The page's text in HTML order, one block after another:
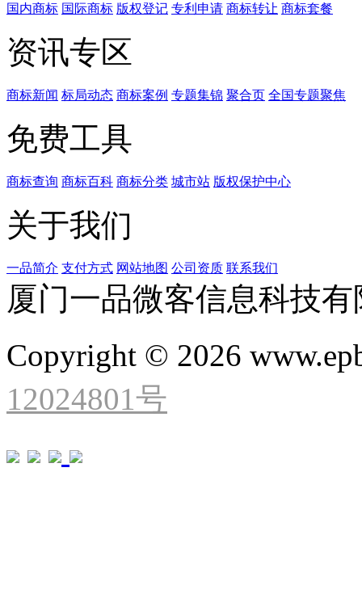
国内商标 国际商标 版权登记 专利申请 商标转让 商标套餐
资讯专区
商标新闻 标局动态 商标案例 专题集锦 聚合页 全国专题聚焦
免费工具
商标查询 商标百科 商标分类 城市站 版权保护中心
关于我们
一品简介 支付方式 网站地图 公司资质 联系我们
厦门一品微客信息科技
Copyright © 2026
12024801号